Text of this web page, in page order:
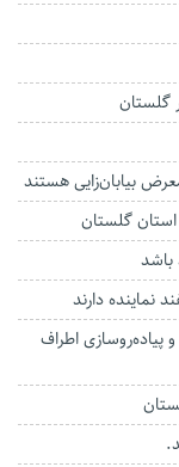
گلستان
باشد
و پیاده‌روسازی اطراف